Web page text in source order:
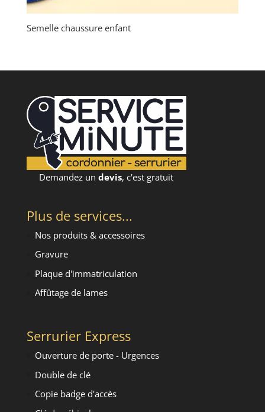
Semelle chaussure enfant
Demandez undevis, c'est gratuit
Plus de services...
Nos produits & accessoires
Gravure
Plaque d'immatriculation
Affûtage de lames
Serrurier Express
Ouverture de porte - Urgences
Double de clé
Copie badge d'accès